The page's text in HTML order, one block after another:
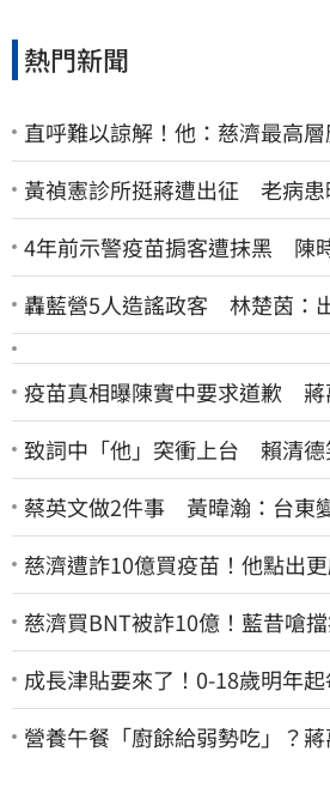
熱門新聞
直呼難以諒解！他：慈濟最高
黃禎憲診所挺蔣遭出征 老病患
4年前示警疫苗掮客遭抹黑 陳
轟藍營5人造謠政客 林楚茵：
疫苗真相曝陳實中要求道歉 蔣
致詞中「他」突衝上台 賴清德
蔡英文做2件事 黃暐瀚：台東
慈濟遭詐10億買疫苗！他點出
慈濟買BNT被詐10億！藍昔嗆
成長津貼要來了！0-18歲明年
德：此時不生更待何時
營養午餐「廚餘給弱勢吃」？